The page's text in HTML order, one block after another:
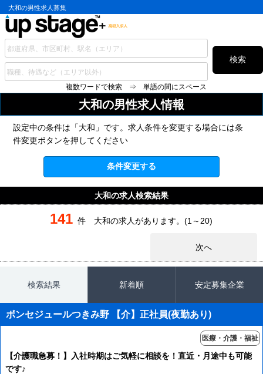
大和の男性求人募集
検索
複数ワードで検索 ⇒ 単語の間にスペース
大和の男性求人情報
設定中の条件は「大和」です。求人条件を変更する場合には条
件変更ボタンを押してください
条件変更する
大和の求人検索結果
141 件 大和の求人があります。(1～20)
次へ
検索結果 新着順 安定募集企業
ボンセジュールつきみ野 【介】正社員(夜勤あり)
医療・介護・福祉
【介護職急募！】入社時期はご気軽に相談を！直近・月途中も可能
です♪